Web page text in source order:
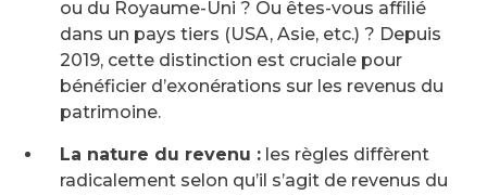
ou du Royaume-Uni ? Ou êtes-vous affilié
dans un pays tiers (USA, Asie, etc.) ? Depuis
2019, cette distinction est cruciale pour
bénéficier d’exonérations sur les revenus du
patrimoine.
La nature du revenu : les règles diffèrent
radicalement selon qu’il s’agit de revenus du